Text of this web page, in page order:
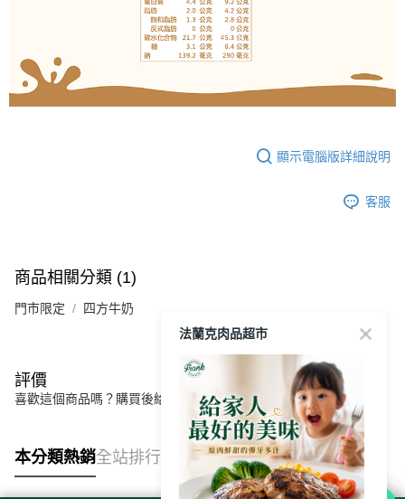
顯示電腦版詳細說明
客服
商品相關分類 (1)
門市限定 四方牛奶
評價
喜歡這個商品嗎？購買後給他一個好評吧
本分類熱銷全站排行
法蘭克肉品超市